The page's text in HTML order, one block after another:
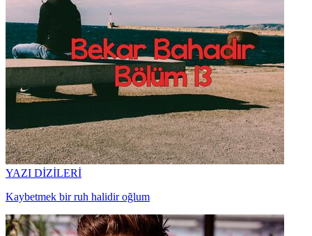
YAZI DİZİLERİ
Kaybetmek bir ruh halidir oğlum